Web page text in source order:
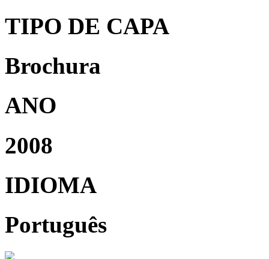
TIPO DE CAPA
Brochura
ANO
2008
IDIOMA
Português